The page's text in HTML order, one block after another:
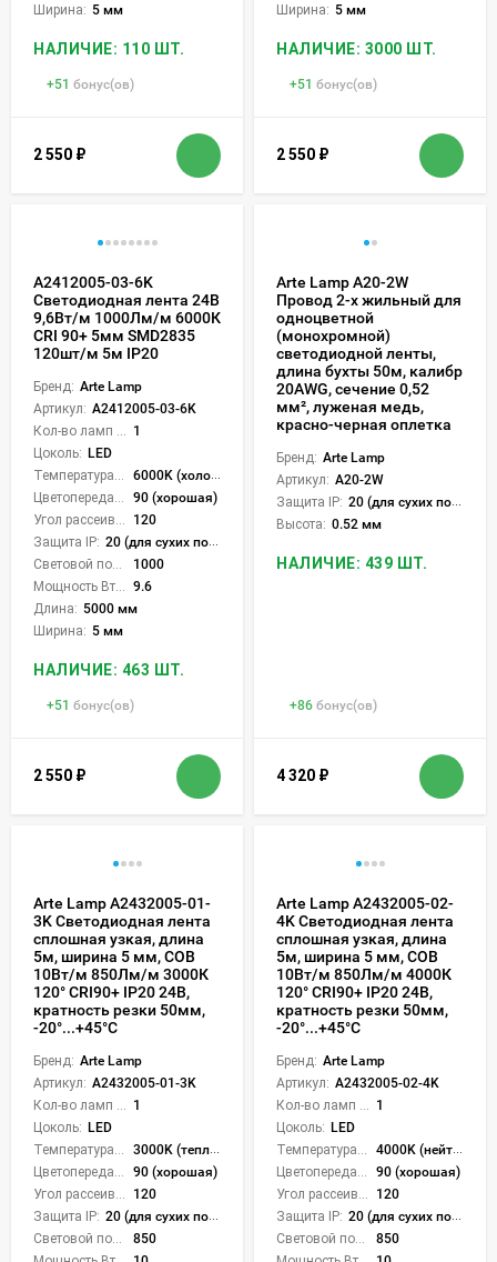
Ширина: 5 мм
НАЛИЧИЕ: 110 ШТ.
+51 бонус(ов)
2 550 ₽
Ширина: 5 мм
НАЛИЧИЕ: 3000 ШТ.
+51 бонус(ов)
2 550 ₽
A2412005-03-6K
Светодиодная лента 24В
9,6Вт/м 1000Лм/м 6000К
CRI 90+ 5мм SMD2835
120шт/м 5м IP20
Бренд: Arte Lamp
Артикул: A2412005-03-6K
1
Цоколь: LED
6000K (холодный)
90 (хорошая)
120
Защита IP: 20 (для сухих пом.)
1000
9.6
Длина: 5000 мм
Ширина: 5 мм
НАЛИЧИЕ: 463 ШТ.
+51 бонус(ов)
2 550 ₽
Arte Lamp A20-2W
Провод 2-х жильный для
одноцветной
(монохромной)
светодиодной ленты,
длина бухты 50м, калибр
20AWG, сечение 0,52
мм², луженая медь,
красно-черная оплетка
Бренд: Arte Lamp
Артикул: A20-2W
Защита IP: 20 (для сухих пом.)
Высота: 0.52 мм
НАЛИЧИЕ: 439 ШТ.
+86 бонус(ов)
4 320 ₽
Arte Lamp A2432005-01-
3K Светодиодная лента
сплошная узкая, длина
5м, ширина 5 мм, COB
10Вт/м 850Лм/м 3000К
120° CRI90+ IP20 24В,
кратность резки 50мм,
-20°...+45°C
Бренд: Arte Lamp
Артикул: A2432005-01-3K
1
Цоколь: LED
3000K (теплый)
90 (хорошая)
120
Защита IP: 20 (для сухих пом.)
850
Arte Lamp A2432005-02-
4K Светодиодная лента
сплошная узкая, длина
5м, ширина 5 мм, COB
10Вт/м 850Лм/м 4000К
120° CRI90+ IP20 24В,
кратность резки 50мм,
-20°...+45°C
Бренд: Arte Lamp
Артикул: A2432005-02-4K
1
Цоколь: LED
4000K (нейтральный)
90 (хорошая)
120
Защита IP: 20 (для сухих пом.)
850